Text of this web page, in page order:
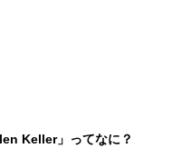
Keller」ってなに？